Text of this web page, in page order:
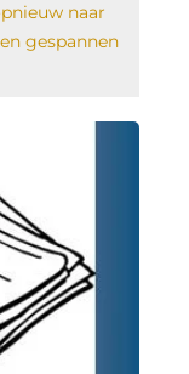
naar
gespannen